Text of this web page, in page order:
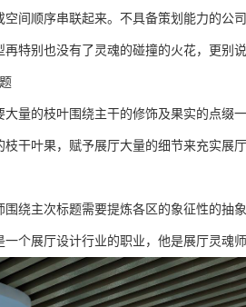
空间顺序串联起来。不具备策划能力的公
再特别也没有了灵魂的碰撞的火花，更别
大量的枝叶围绕主干的修饰及果实的点缀
枝干叶果，赋予展厅大量的细节来充实展厅
围绕主次标题需要提炼各区的象征性的抽
一个展厅设计行业的职业，他是展厅灵魂